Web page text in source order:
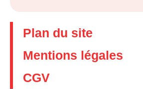
Plan du site
Mentions légales
CGV